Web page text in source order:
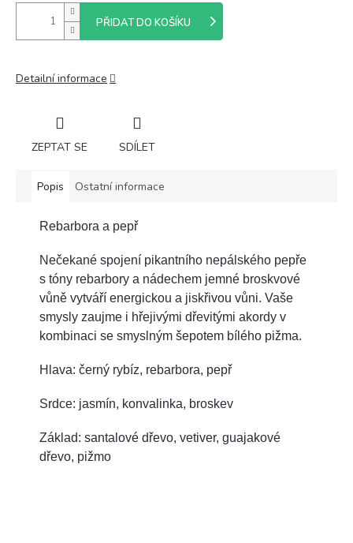
PŘIDAT DO KOŠÍKU
Detailní informace
ZEPTAT SE SDÍLET
Popis Ostatní informace
Rebarbora a pepř
Nečekané spojení pikantního nepálského pepře
s tóny rebarbory a nádechem jemné broskvové
vůně vytváří energickou a jiskřivou vůni. Vaše
smysly zaujme i hřejivými dřevitými akordy v
kombinaci se smyslným šepotem bílého pižma.
Hlava: černý rybíz, rebarbora, pepř
Srdce: jasmín, konvalinka, broskev
Základ: santalové dřevo, vetiver, guajakové
dřevo, pižmo